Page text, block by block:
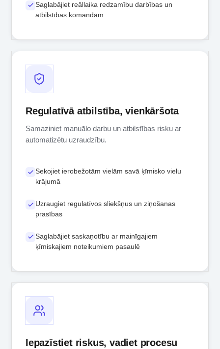
Saglabājiet reāllaika redzamību darbības un
atbilstības komandām
Regulatīvā atbilstība, vienkāršota
Samaziniet manuālo darbu un atbilstības risku ar
automatizētu uzraudzību.
Sekojiet ierobežotām vielām savā ķīmisko vielu
krājumā
Uzraugiet regulatīvos sliekšņus un ziņošanas
prasības
Saglabājiet saskaņotību ar mainīgajiem
ķīmiskajiem noteikumiem pasaulē
Iepazīstiet riskus, vadiet procesu